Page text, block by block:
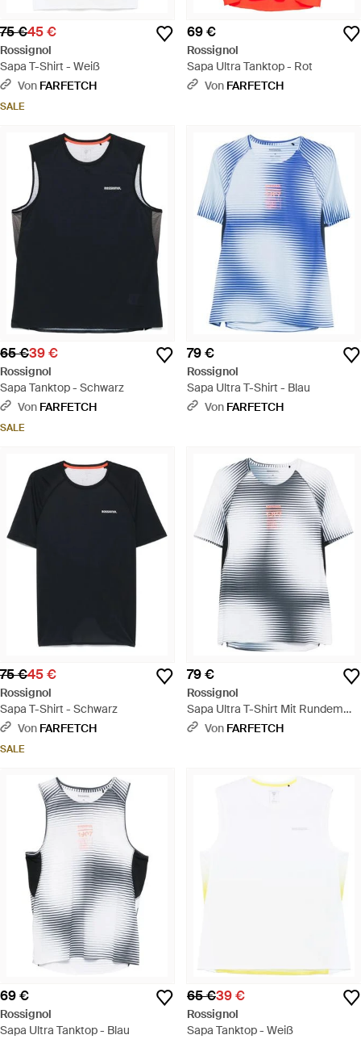
75 €45 €
Rossignol
Sapa T-Shirt - Weiß
Von FARFETCH
SALE
69 €
Rossignol
Sapa Ultra Tanktop - Rot
Von FARFETCH
65 €39 €
Rossignol
Sapa Tanktop - Schwarz
Von FARFETCH
SALE
79 €
Rossignol
Sapa Ultra T-Shirt - Blau
Von FARFETCH
75 €45 €
Rossignol
Sapa T-Shirt - Schwarz
Von FARFETCH
SALE
79 €
Rossignol
Sapa Ultra T-Shirt Mit Rundem
Ausschnitt - Blau
Von FARFETCH
69 €
Rossignol
Sapa Ultra Tanktop - Blau
65 €39 €
Rossignol
Sapa Tanktop - Weiß